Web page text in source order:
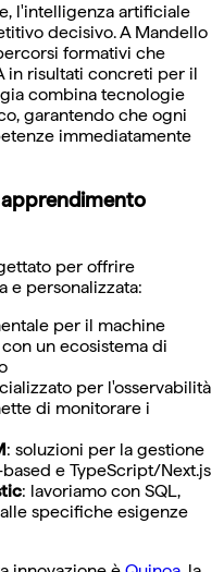
l'intelligenza artificiale
decisivo. A Mandello
formativi che
in risultati concreti per il
combina tecnologie
garantendo che ogni
immediatamente
apprendimento
per offrire
e personalizzata:
per il machine
un ecosistema di
per l'osservabilità
di monitorare i
: soluzioni per la gestione
e TypeScript/Next.js
: lavoriamo con SQL,
specifiche esigenze